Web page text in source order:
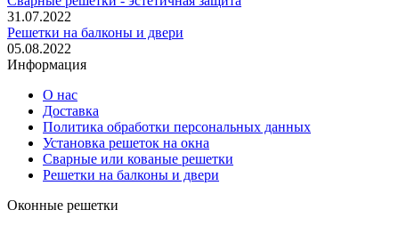
31.07.2022
Решетки на балконы и двери
05.08.2022
Информация
О нас
Доставка
Политика обработки персональных данных
Установка решеток на окна
Сварные или кованые решетки
Решетки на балконы и двери
Оконные решетки